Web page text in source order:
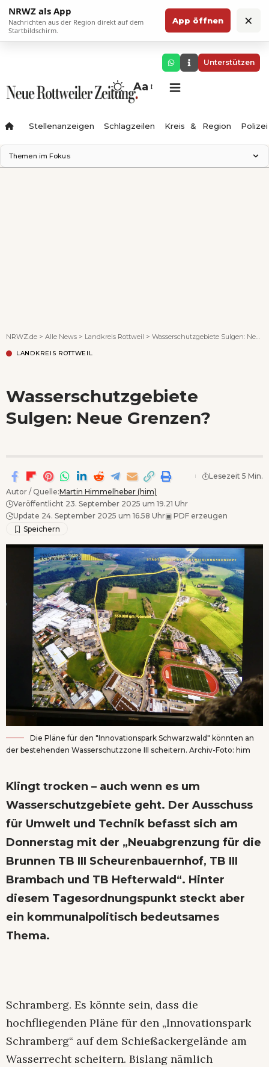
NRWZ als App
Nachrichten aus der Region direkt auf dem
Startbildschirm.
App öffnen ×
Unterstützen
Aa
Stellenanzeigen Schlagzeilen Kreis & Region Polizei
Themen im Fokus
NRWZ.de > Alle News > Landkreis Rottweil > Wasserschutzgebiete Sulgen: Neue Grenzen?
LANDKREIS ROTTWEIL
Wasserschutzgebiete
Sulgen: Neue Grenzen?
Autor / Quelle:Martin Himmelheber (him)
Veröffentlicht 23. September 2025 um 19.21 Uhr
Update 24. September 2025 um 16.58 Uhr▣ PDF erzeugen
Lesezeit 5 Min.
Die Pläne für den "Innovationspark Schwarzwald" könnten an
der bestehenden Wasserschutzzone III scheitern. Archiv-Foto: him
Klingt trocken – auch wenn es um
Wasserschutzgebiete geht. Der Ausschuss
für Umwelt und Technik befasst sich am
Donnerstag mit der „Neuabgrenzung für die
Brunnen TB III Scheurenbauernhof, TB III
Brambach und TB Hefterwald“. Hinter
diesem Tagesordnungspunkt steckt aber
ein kommunalpolitisch bedeutsames
Thema.
Schramberg. Es könnte sein, dass die
hochfliegenden Pläne für den „Innovationspark
Schramberg“ auf dem Schießackergelände am
Wasserrecht scheitern. Bislang nämlich